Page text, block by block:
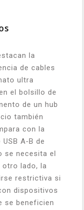
la
de cables
ultra
el bolsillo de
de un hub
también
con la
A‑B de
se necesita el
otro lado, la
restrictiva si
dispositivos
se beneficien